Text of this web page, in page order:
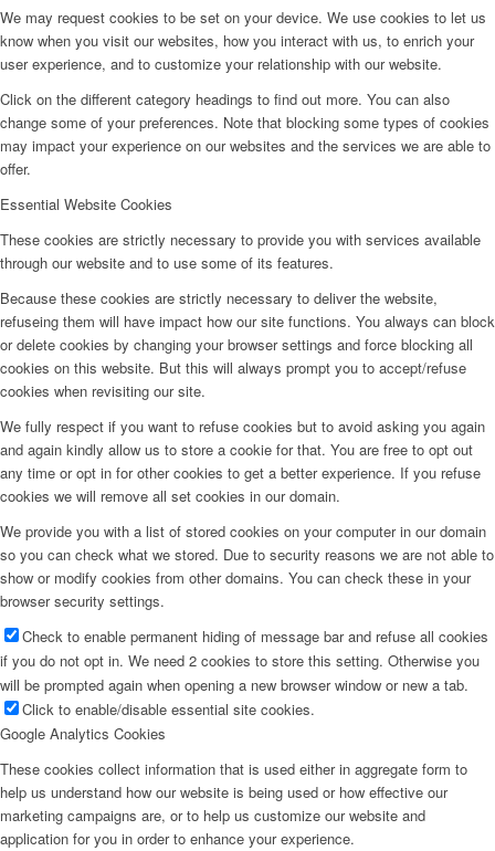
We may request cookies to be set on your device. We use cookies to let us
know when you visit our websites, how you interact with us, to enrich your
user experience, and to customize your relationship with our website.
Click on the different category headings to find out more. You can also
change some of your preferences. Note that blocking some types of cookies
may impact your experience on our websites and the services we are able to
offer.
Essential Website Cookies
These cookies are strictly necessary to provide you with services available
through our website and to use some of its features.
Because these cookies are strictly necessary to deliver the website,
refuseing them will have impact how our site functions. You always can block
or delete cookies by changing your browser settings and force blocking all
cookies on this website. But this will always prompt you to accept/refuse
cookies when revisiting our site.
We fully respect if you want to refuse cookies but to avoid asking you again
and again kindly allow us to store a cookie for that. You are free to opt out
any time or opt in for other cookies to get a better experience. If you refuse
cookies we will remove all set cookies in our domain.
We provide you with a list of stored cookies on your computer in our domain
so you can check what we stored. Due to security reasons we are not able to
show or modify cookies from other domains. You can check these in your
browser security settings.
Check to enable permanent hiding of message bar and refuse all cookies
if you do not opt in. We need 2 cookies to store this setting. Otherwise you
will be prompted again when opening a new browser window or new a tab.
Click to enable/disable essential site cookies.
Google Analytics Cookies
These cookies collect information that is used either in aggregate form to
help us understand how our website is being used or how effective our
marketing campaigns are, or to help us customize our website and
application for you in order to enhance your experience.